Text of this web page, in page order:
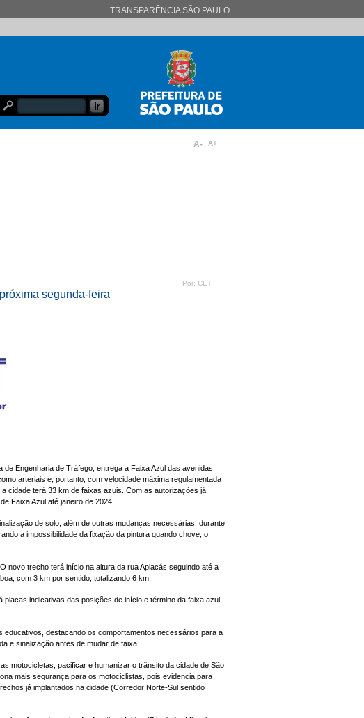
TRANSPARÊNCIA SÃO PAULO
A- A+
Por: CET
segunda-feira
Engenharia de Tráfego, entrega a Faixa Azul das avenidas
arteriais e, portanto, com velocidade máxima regulamentada
cidade terá 33 km de faixas azuis. Com as autorizações já
Faixa Azul até janeiro de 2024.
de solo, além de outras mudanças necessárias, durante
a impossibilidade da fixação da pintura quando chove, o
novo trecho terá início na altura da rua Apiacás seguindo até a
com 3 km por sentido, totalizando 6 km.
indicativas das posições de início e término da faixa azul,
educativos, destacando os comportamentos necessários para a
e sinalização antes de mudar de faixa.
motocicletas, pacificar e humanizar o trânsito da cidade de São
mais segurança para os motociclistas, pois evidencia para
já implantados na cidade (Corredor Norte-Sul sentido